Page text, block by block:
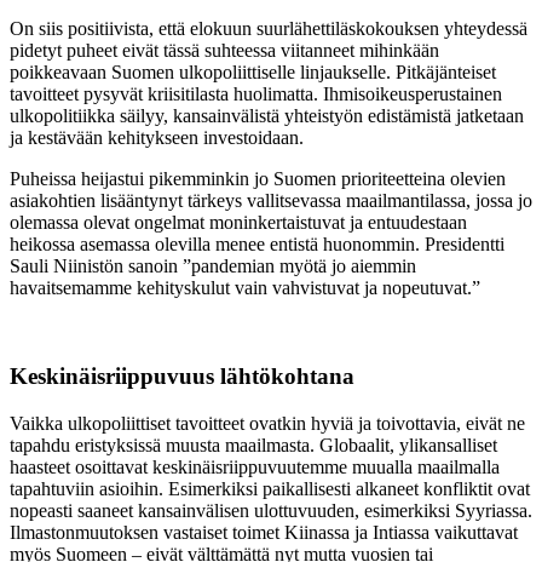
On siis positiivista, että elokuun suurlähettiläskokouksen yhteydessä
pidetyt puheet eivät tässä suhteessa viitanneet mihinkään
poikkeavaan Suomen ulkopoliittiselle linjaukselle. Pitkäjänteiset
tavoitteet pysyvät kriisitilasta huolimatta. Ihmisoikeusperustainen
ulkopolitiikka säilyy, kansainvälistä yhteistyön edistämistä jatketaan
ja kestävään kehitykseen investoidaan.
Puheissa heijastui pikemminkin jo Suomen prioriteetteina olevien
asiakohtien lisääntynyt tärkeys vallitsevassa maailmantilassa, jossa jo
olemassa olevat ongelmat moninkertaistuvat ja entuudestaan
heikossa asemassa olevilla menee entistä huonommin. Presidentti
Sauli Niinistön sanoin ”pandemian myötä jo aiemmin
havaitsemamme kehityskulut vain vahvistuvat ja nopeutuvat.”
Keskinäisriippuvuus lähtökohtana
Vaikka ulkopoliittiset tavoitteet ovatkin hyviä ja toivottavia, eivät ne
tapahdu eristyksissä muusta maailmasta. Globaalit, ylikansalliset
haasteet osoittavat keskinäisriippuvuutemme muualla maailmalla
tapahtuviin asioihin. Esimerkiksi paikallisesti alkaneet konfliktit ovat
nopeasti saaneet kansainvälisen ulottuvuuden, esimerkiksi Syyriassa.
Ilmastonmuutoksen vastaiset toimet Kiinassa ja Intiassa vaikuttavat
myös Suomeen – eivät välttämättä nyt mutta vuosien tai